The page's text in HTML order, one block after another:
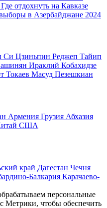
Где отдохнуть на Кавказе
в Азербайджане 2024
Си Цзиньпин Реджеп Тайип
Ираклий Кобахидзе
Токаев Масуд Пезешкиан
Армения Грузия Абхазия
США
край Дагестан Чечня
Балкария Карачаево-
персональные
Метрики, чтобы обеспечить